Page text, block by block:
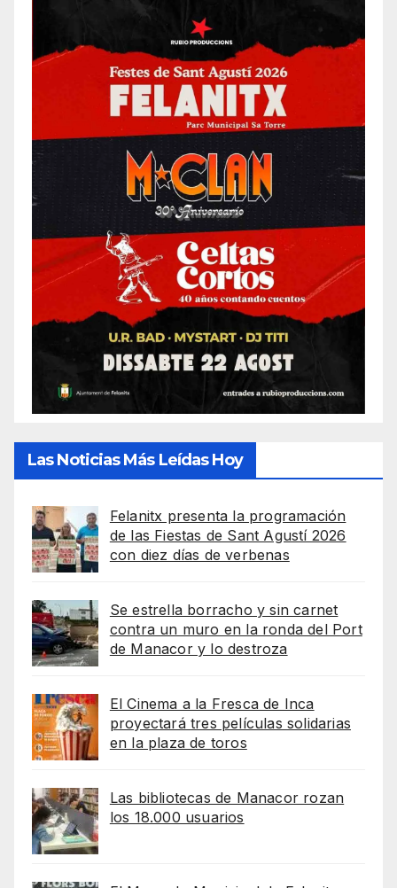
Las Noticias Más Leídas Hoy
Felanitx presenta la programación
de las Fiestas de Sant Agustí 2026
con diez días de verbenas
Se estrella borracho y sin carnet
contra un muro en la ronda del Port
de Manacor y lo destroza
El Cinema a la Fresca de Inca
proyectará tres películas solidarias
en la plaza de toros
Las bibliotecas de Manacor rozan
los 18.000 usuarios